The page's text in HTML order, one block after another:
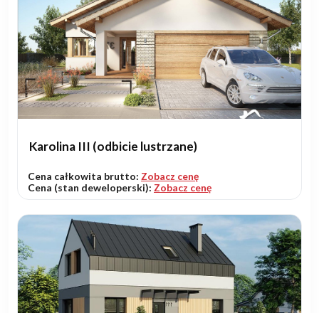
Karolina III (odbicie lustrzane)
Cena całkowita brutto: Zobacz cenę
Cena (stan deweloperski): Zobacz cenę